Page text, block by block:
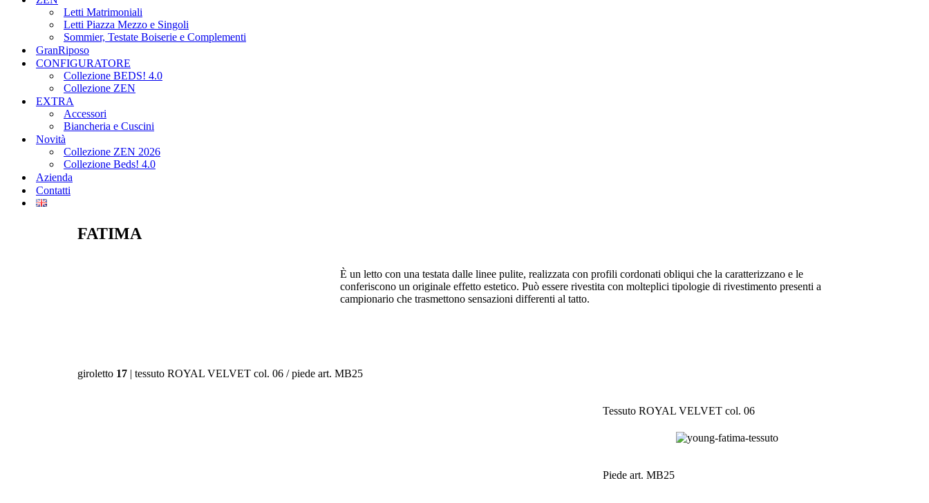
Letti Matrimoniali
Letti Piazza Mezzo e Singoli
Sommier, Testate Boiserie e Complementi
GranRiposo
CONFIGURATORE
Collezione BEDS! 4.0
Collezione ZEN
EXTRA
Accessori
Biancheria e Cuscini
Novità
Collezione ZEN 2026
Collezione Beds! 4.0
Azienda
Contatti
FATIMA
È un letto con una testata dalle linee pulite, realizzata con profili cordonati obliqui che la caratterizzano e le
conferiscono un originale effetto estetico. Può essere rivestita con molteplici tipologie di rivestimento presenti a
campionario che trasmettono sensazioni differenti al tatto.
giroletto 17 | tessuto ROYAL VELVET col. 06 / piede art. MB25
Tessuto ROYAL VELVET col. 06
Piede art. MB25